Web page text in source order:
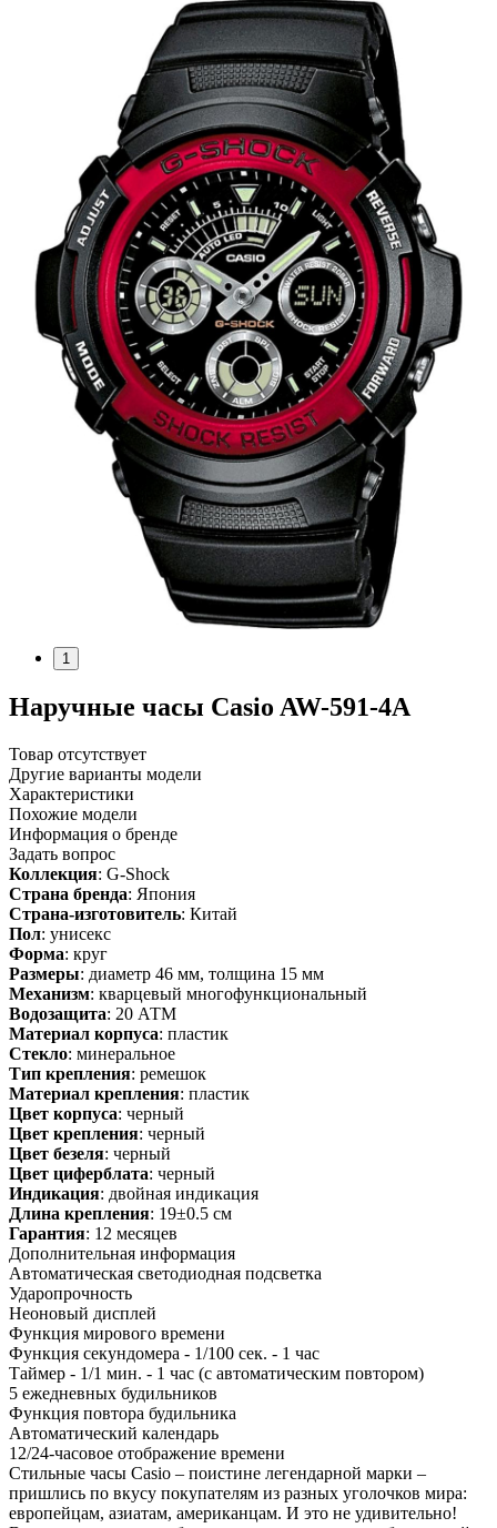
1
Наручные часы Casio AW-591-4A
Товар отсутствует
Другие варианты модели
Характеристики
Похожие модели
Информация о бренде
Задать вопрос
Коллекция: G-Shock
Страна бренда: Япония
Страна-изготовитель: Китай
Пол: унисекс
Форма: круг
Размеры: диаметр 46 мм, толщина 15 мм
Механизм: кварцевый многофункциональный
Водозащита: 20 АТМ
Материал корпуса: пластик
Стекло: минеральное
Тип крепления: ремешок
Материал крепления: пластик
Цвет корпуса: черный
Цвет крепления: черный
Цвет безеля: черный
Цвет циферблата: черный
Индикация: двойная индикация
Длина крепления: 19±0.5 см
Гарантия: 12 месяцев
Дополнительная информация
Автоматическая светодиодная подсветка
Ударопрочность
Неоновый дисплей
Функция мирового времени
Функция секундомера - 1/100 сек. - 1 час
Таймер - 1/1 мин. - 1 час (с автоматическим повтором)
5 ежедневных будильников
Функция повтора будильника
Автоматический календарь
12/24-часовое отображение времени
Стильные часы Casio – поистине легендарной марки –
пришлись по вкусу покупателям из разных уголочков мира:
европейцам, азиатам, американцам. И это не удивительно!